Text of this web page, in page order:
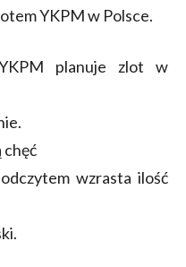
YKPM w Polsce.
planuje zlot w
chęć
wzrasta ilość